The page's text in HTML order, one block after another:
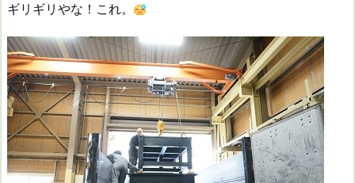
ギリギリやな！これ。